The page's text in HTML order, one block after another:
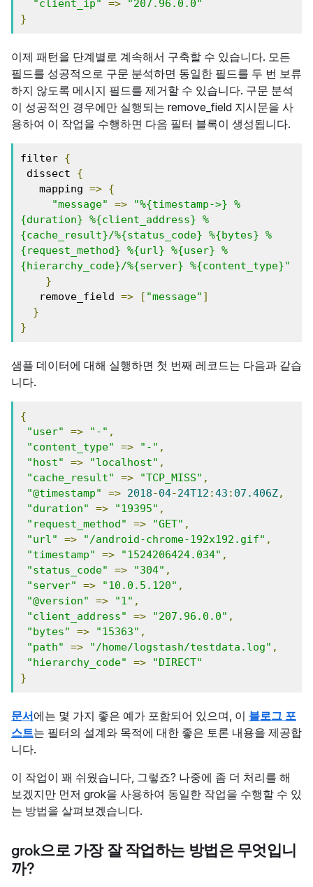
"client_ip" =>
"207.96.0.0"
}
이제 패턴을 단계별로 계속해서 구축할 수 있습니다. 모든
필드를 성공적으로 구문 분석하면 동일한 필드를 두 번 보류
하지 않도록 메시지 필드를 제거할 수 있습니다. 구문 분석
이 성공적인 경우에만 실행되는 remove_field 지시문을 사
용하여 이 작업을 수행하면 다음 필터 블록이 생성됩니다.
filter {
dissect {
   mapping
=> {
"message"
=>
"%{timestamp->} %
{duration} %{client_address} %
{cache_result}/%{status_code} %{bytes} %
{request_method} %{url} %{user} %
{hierarchy_code}/%{server} %{content_type}"
}
   remove_field
=> [ "message" ]
}
}
샘플 데이터에 대해 실행하면 첫 번째 레코드는 다음과 같습
니다.
{
"user"
=> "-" ,
"content_type"
=> "-" ,
"host"
=> "localhost" ,
"cache_result"
=> "TCP_MISS" ,
"@timestamp"
=> 2018-04-24T12 :43 : 07.406Z,
"duration"
=> "19395" ,
"request_method"
=> "GET" ,
"url"
=> "/android-chrome-192x192.gif" ,
"timestamp"
=> "1524206424.034" ,
"status_code"
=> "304" ,
"server"
=> "10.0.5.120" ,
"@version"
=> "1" ,
"client_address"
=> "207.96.0.0" ,
"bytes"
=> "15363" ,
"path"
=> "/home/logstash/testdata.log" ,
"hierarchy_code"
=>
"DIRECT"
}
문서에는 몇 가지 좋은 예가 포함되어 있으며, 이 블로그 포
스트는 필터의 설계와 목적에 대한 좋은 토론 내용을 제공합
니다.
이 작업이 꽤 쉬웠습니다, 그렇죠? 나중에 좀 더 처리를 해
보겠지만 먼저 grok을 사용하여 동일한 작업을 수행할 수 있
는 방법을 살펴보겠습니다.
grok으로 가장 잘 작업하는 방법은 무엇입니
까?